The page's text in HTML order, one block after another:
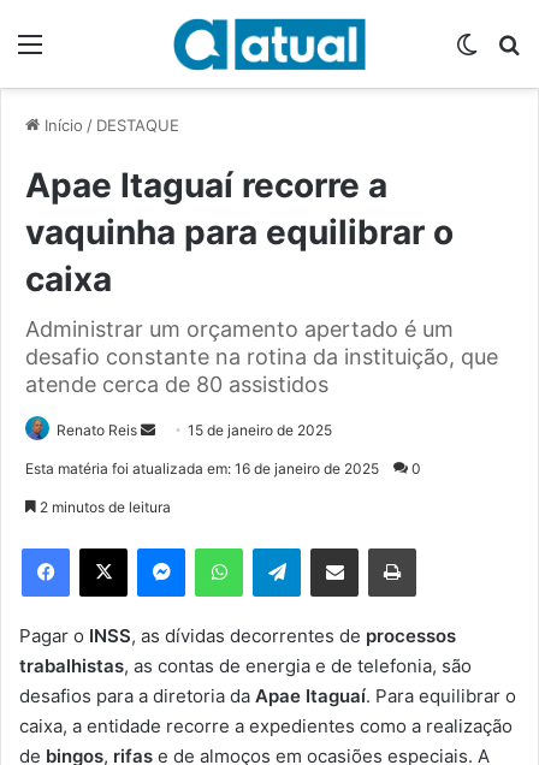
Início / DESTAQUE
Apae Itaguaí recorre a
vaquinha para equilibrar o
caixa
Administrar um orçamento apertado é um
desafio constante na rotina da instituição, que
atende cerca de 80 assistidos
Renato Reis
d
e
u
m
e
-
m
a
15 de janeiro de 2025
Esta matéria foi atualizada em: 16 de janeiro de 2025 0
2 minutos de leitura
Telegram
Pagar o INSS, as dívidas decorrentes de processos
trabalhistas, as contas de energia e de telefonia, são
desafios para a diretoria da Apae Itaguaí. Para equilibrar o
caixa, a entidade recorre a expedientes como a realização
de bingos, rifas e de almoços em ocasiões especiais. A